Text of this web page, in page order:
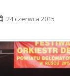
24 czerwca 2015